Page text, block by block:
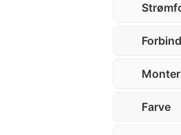
Farve